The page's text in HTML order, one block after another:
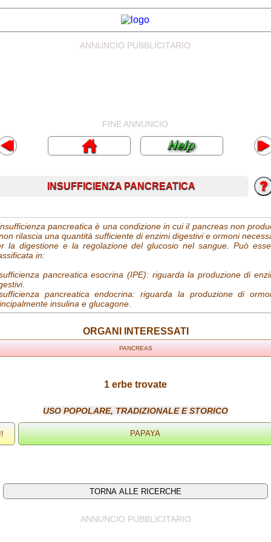
ANNUNCIO PUBBLICITARIO
FINE ANNUNCIO
INSUFFICIENZA PANCREATICA
pancreatica è una condizione in cui il pancreas non
rilascia una quantità sufficiente di enzimi digestivi e ormoni
la digestione e la regolazione del glucosio nel sangue. Può
in:
pancreatica esocrina (IPE): riguarda la produzione di
pancreatica endocrina: riguarda la produzione di
insulina e glucagone.
ORGANI INTERESSATI
PANCREAS
1 erbe trovate
USO POPOLARE, TRADIZIONALE E STORICO
ANNUNCIO PUBBLICITARIO